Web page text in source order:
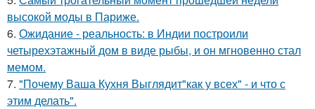
высокой моды в Париже.
6. Ожидание - реальность: в Индии построили
четырехэтажный дом в виде рыбы, и он мгновенно стал
мемом.
7. "Почему Ваша Кухня Выглядит"как у всех" - и что с
этим делать".